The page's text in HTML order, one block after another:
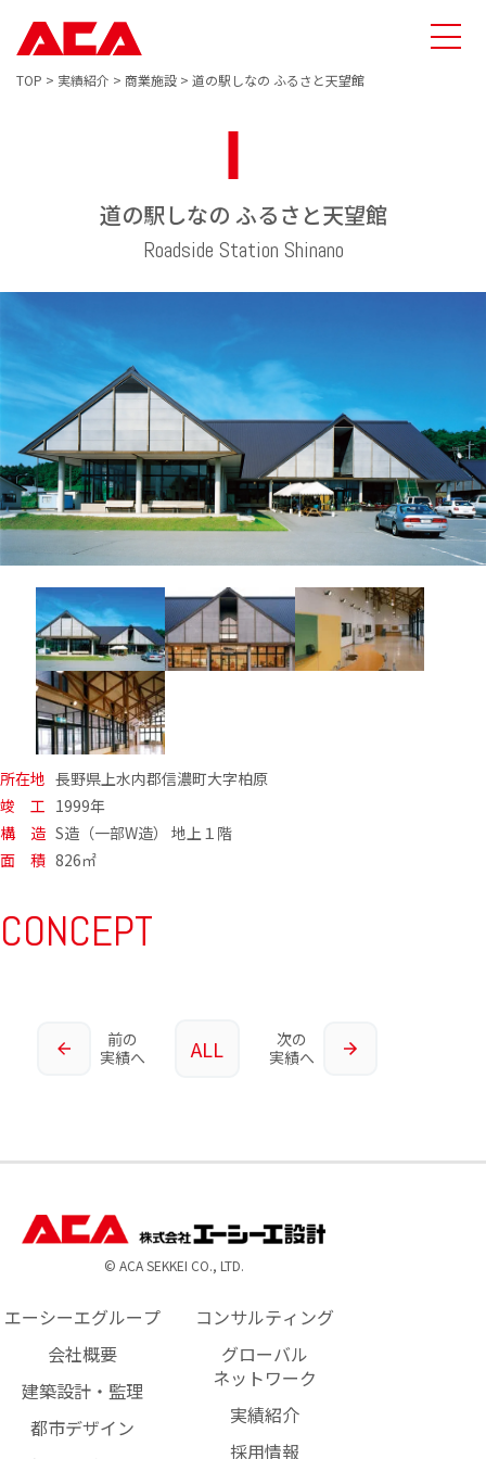
TOP > 実績紹介 > 商業施設 > 道の駅しなの ふるさと天望館
道の駅しなの ふるさと天望館
Roadside Station Shinano
所在地 長野県上水内郡信濃町大字柏原
竣 工 1999年
構 造 S造（一部W造） 地上１階
面 積 826㎡
CONCEPT
前の
実績へ
ALL
次の
実績へ
© ACA SEKKEI CO., LTD.
エーシーエグループ
会社概要
建築設計・監理
都市デザイン
コンサルティング
グローバル
ネットワーク
実績紹介
採用情報